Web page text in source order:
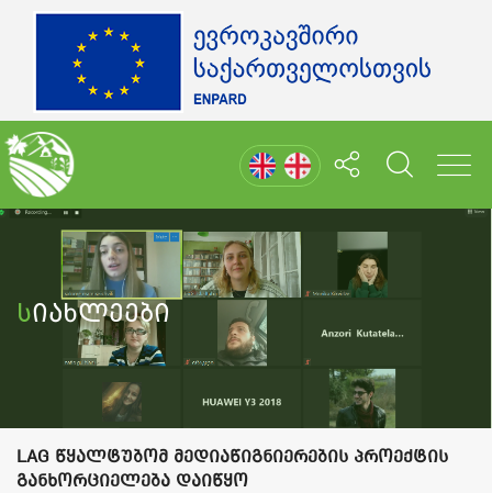
Სიახლეები
LAG წყალტუბომ მედიაწიგნიერების პროექტის
განხორციელება დაიწყო